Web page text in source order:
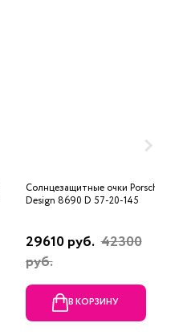
Солнцезащитные очки Porsche
Design 8690 D 57-20-145
29610 руб. 42300
руб.
В КОРЗИНУ